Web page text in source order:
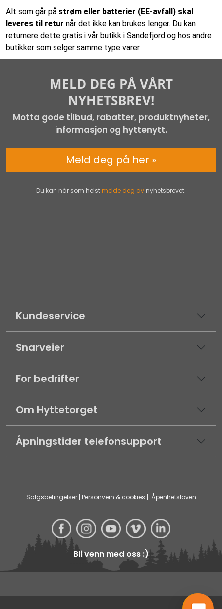
Alt som går på strøm eller batterier (EE-avfall) skal
leveres til retur når det ikke kan brukes lenger. Du kan
returnere dette gratis i vår butikk i Sandefjord og hos andre
butikker som selger samme type varer.
Kundeservice
Snarveier
For bedrifter
Om Hyttetorget
Åpningstider telefonsupport
Salgsbetingelser| Personvern & cookies | Åpenhetsloven
Bli venn med oss :)
MELD DEG PÅ VÅRT
NYHETSBREV!
Motta gode tilbud, rabatter, produktnyheter,
informasjon og hyttenytt.
Du kan når som helst melde deg av nyhetsbrevet.
Meld deg på her »